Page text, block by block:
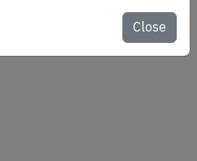
Close